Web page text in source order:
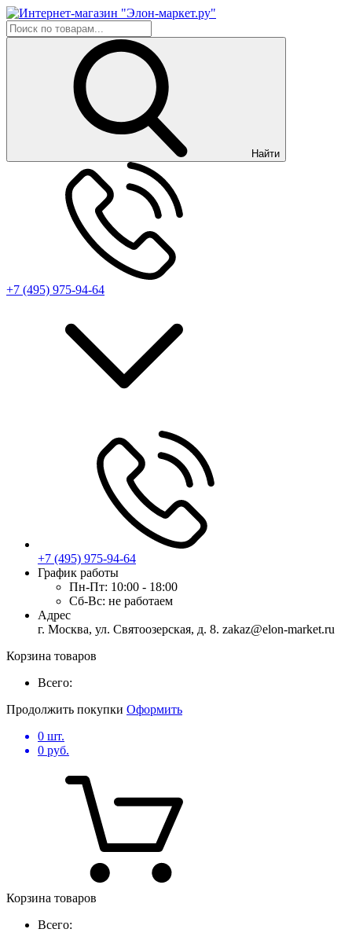
Найти
+7 (495) 975-94-64
+7 (495) 975-94-64
График работы
Пн-Пт: 10:00 - 18:00
Сб-Вс: не работаем
Адрес
г. Москва, ул. Святоозерская, д. 8. zakaz@elon-market.ru
Корзина товаров
Всего:
Продолжить покупки Оформить
0 шт.
0 руб.
Корзина товаров
Всего: